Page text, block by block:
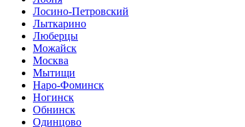
Лосино-Петровский
Лыткарино
Люберцы
Можайск
Москва
Мытищи
Наро-Фоминск
Ногинск
Обнинск
Одинцово